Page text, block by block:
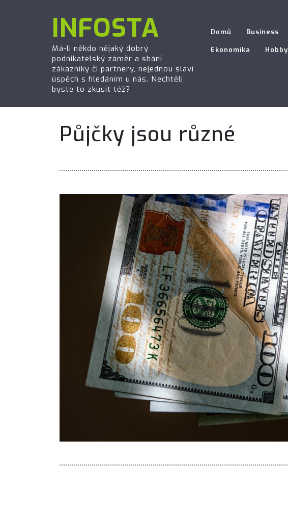
INFOSTA
Má-li někdo nějaký dobrý
podnikatelský záměr a shání
zákazníky či partnery, nejednou slaví
úspěch s hledáním u nás. Nechtěli
byste to zkusit též?
Domů Business
Ekonomika Hobby
Půjčky jsou různé